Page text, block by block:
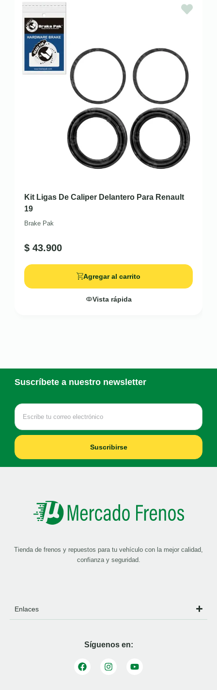
Kit Ligas De Caliper Delantero Para Renault
19
Brake Pak
$ 43.900
Agregar al carrito
Vista rápida
Suscríbete a nuestro newsletter
Suscribirse
Tienda de frenos y repuestos para tu vehículo con la mejor calidad,
confianza y seguridad.
Enlaces
Síguenos en: